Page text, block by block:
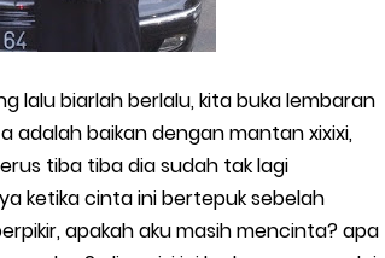
- Endank Soekamti
ibuk bapak kulo matur
lalu biarlah berlalu, kita buka lembaran
adalah baikan dengan mantan xixixi,
tiba tiba dia sudah tak lagi
ketika cinta ini bertepuk sebelah
apakah aku masih mencinta? apa